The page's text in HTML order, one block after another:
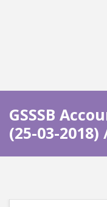
GSSSB
(25-03-2018)